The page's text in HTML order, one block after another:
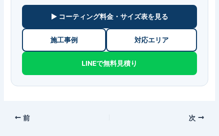
▶ コーティング料金・サイズ表を見る
施工事例 対応エリア
LINEで無料見積り
前 次